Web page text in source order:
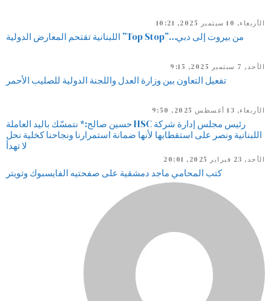
الأربعاء, 10 سبتمبر 2025, 10:21
من بيروت إلى دبي…”Top Stop” اللبنانية تقتحم المعارض الدولية
الأحد, 7 سبتمبر 2025, 9:15
تفعيل التعاون بين وزارة العدل واللجنة الدولية للصليب الأحمر
الأربعاء, 13 أغسطس 2025, 9:50
رئيس مجلس إدارة شركة HSC حسين صالح:* نتمسّك باليد العاملة
اللبنانية ونصر على استقطابها لأنها ضمانة استمرارنا ونجاحنا كخلية نحل
لا تهدأ
الأحد, 23 فبراير 2025, 20:01
كتب المحامي ماجد دمشقية على صفحتيه الفايسبوك وتويتر